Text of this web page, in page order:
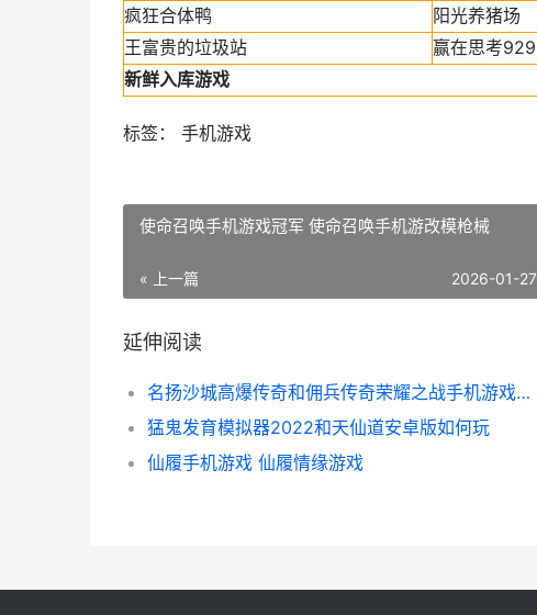
疯狂合体鸭
阳光养猪场
王富贵的垃圾站
赢在思考929
新鲜入库游戏
标签： 手机游戏
使命召唤手机游戏冠军 使命召唤手机游改模枪械
« 上一篇 2026-01-27
延伸阅读
名扬沙城高爆传奇和佣兵传奇荣耀之战手机游戏哪个好 名扬沙城有多少版本
猛鬼发育模拟器2022和天仙道安卓版如何玩
仙履手机游戏 仙履情缘游戏